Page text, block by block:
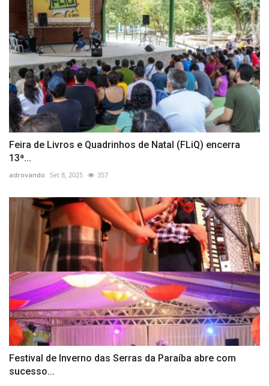
Feira de Livros e Quadrinhos de Natal (FLiQ) encerra
13ª...
adrovando Set 8, 2025 357
Festival de Inverno das Serras da Paraíba abre com
sucesso...